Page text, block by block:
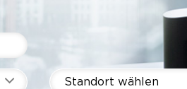
Standort wählen